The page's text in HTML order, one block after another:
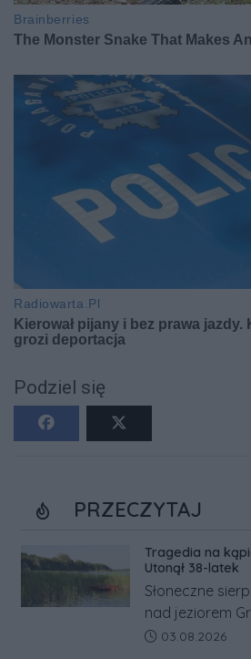
Podziel się
PRZECZYTAJ
Tragedia na
Utonął 38-latek
Słoneczne
nad jeziorem
powiecie
Data dodania
03.08.2026